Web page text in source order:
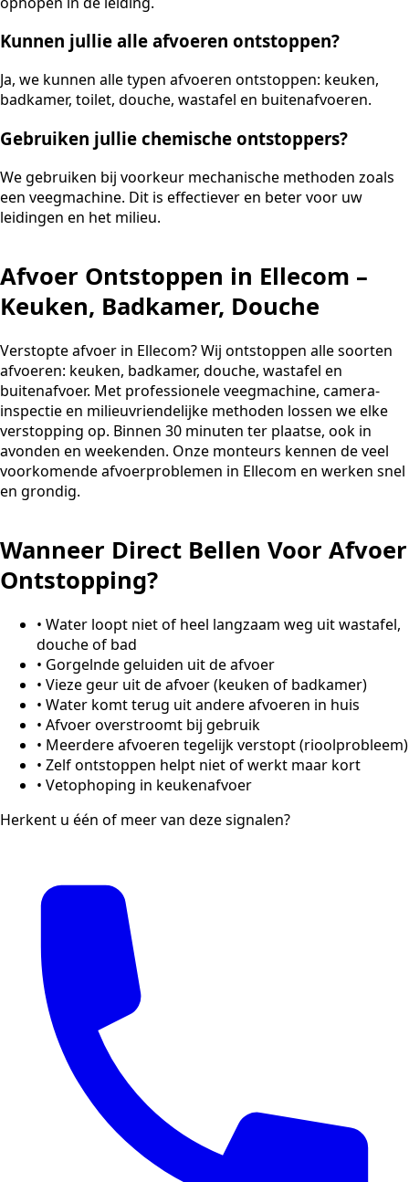
Kunnen jullie alle afvoeren ontstoppen?
Ja, we kunnen alle typen afvoeren ontstoppen: keuken,
badkamer, toilet, douche, wastafel en buitenafvoeren.
Gebruiken jullie chemische ontstoppers?
We gebruiken bij voorkeur mechanische methoden zoals
een veegmachine. Dit is effectiever en beter voor uw
leidingen en het milieu.
Afvoer Ontstoppen in Ellecom –
Keuken, Badkamer, Douche
Verstopte afvoer in Ellecom? Wij ontstoppen alle soorten
afvoeren: keuken, badkamer, douche, wastafel en
buitenafvoer. Met professionele veegmachine, camera-
inspectie en milieuvriendelijke methoden lossen we elke
verstopping op. Binnen 30 minuten ter plaatse, ook in
avonden en weekenden. Onze monteurs kennen de veel
voorkomende afvoerproblemen in Ellecom en werken snel
en grondig.
Wanneer Direct Bellen Voor Afvoer
Ontstopping?
• Water loopt niet of heel langzaam weg uit wastafel,
douche of bad
• Gorgelnde geluiden uit de afvoer
• Vieze geur uit de afvoer (keuken of badkamer)
• Water komt terug uit andere afvoeren in huis
• Afvoer overstroomt bij gebruik
• Meerdere afvoeren tegelijk verstopt (rioolprobleem)
• Zelf ontstoppen helpt niet of werkt maar kort
• Vetophoping in keukenafvoer
Herkent u één of meer van deze signalen?